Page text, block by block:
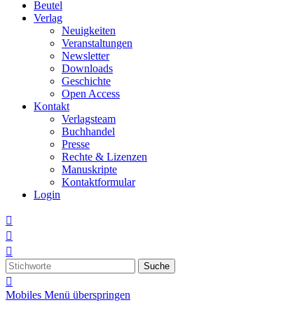
Beutel
Verlag
Neuigkeiten
Veranstaltungen
Newsletter
Downloads
Geschichte
Open Access
Kontakt
Verlagsteam
Buchhandel
Presse
Rechte & Lizenzen
Manuskripte
Kontaktformular
Login



Suche

Mobiles Menü überspringen